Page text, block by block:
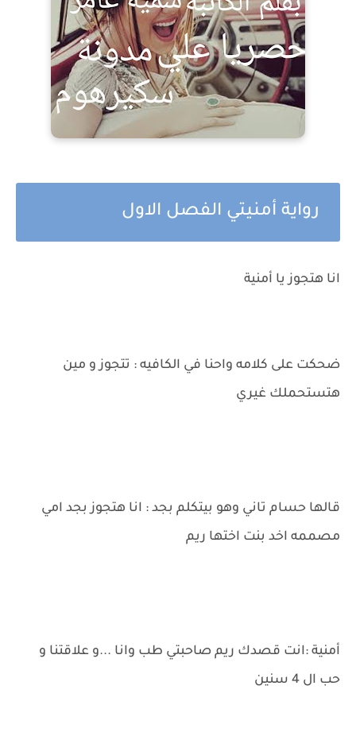
رواية أمنيتي الفصل الاول
انا هتجوز يا أمنية
ضحكت على كلامه واحنا في الكافيه : تتجوز و مين
هتستحملك غيري
قالها حسام تاني وهو بيتكلم بجد : انا هتجوز بجد امي
مصممه اخد بنت اختها ريم
أمنية :انت قصدك ريم صاحبتي طب وانا ...و علاقتنا و
حب ال 4 سنين